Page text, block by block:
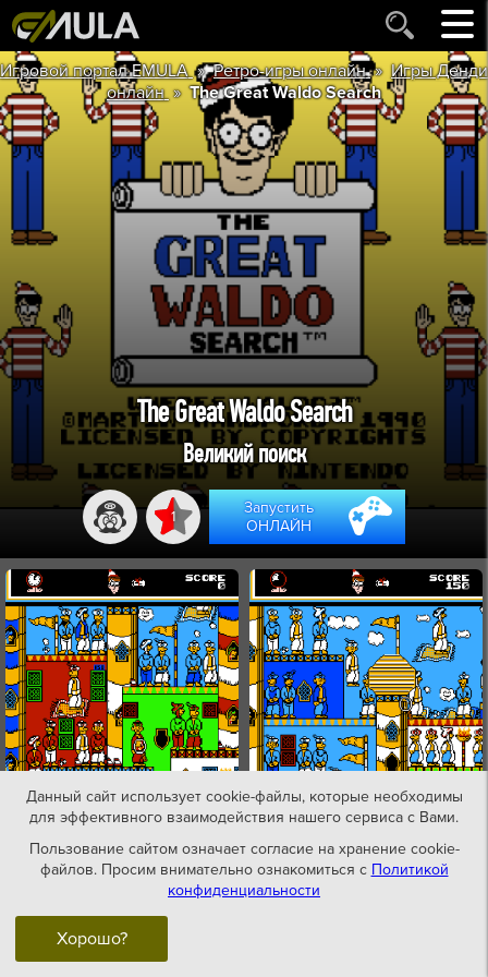
Игровой портал EMULA »Ретро-игры онлайн »Игры Денди
онлайн »The Great Waldo Search
The Great Waldo Search
Великий поиск
1
Запустить
ОНЛАЙН
Данный сайт использует cookie-файлы, которые необходимы
для эффективного взаимодействия нашего сервиса с Вами.
Пользование сайтом означает согласие на хранение cookie-
файлов. Просим внимательно ознакомиться с Политикой
конфиденциальности
Хорошо?